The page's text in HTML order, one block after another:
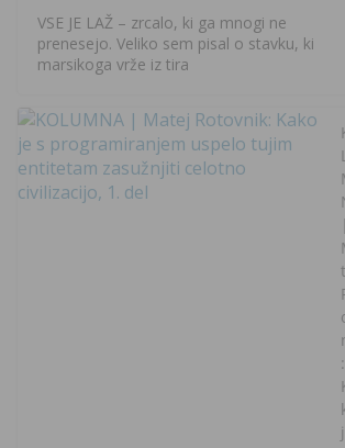
VSE JE LAŽ – zrcalo, ki ga mnogi ne
prenesejo. Veliko sem pisal o stavku, ki
marsikoga vrže iz tira
|
: